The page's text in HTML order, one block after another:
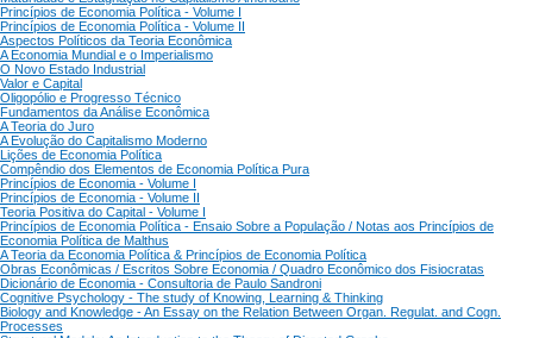
Princípios de Economia Política - Volume I
Princípios de Economia Política - Volume II
Aspectos Políticos da Teoria Econômica
A Economia Mundial e o Imperialismo
O Novo Estado Industrial
Valor e Capital
Oligopólio e Progresso Técnico
Fundamentos da Análise Econômica
A Teoria do Juro
A Evolução do Capitalismo Moderno
Lições de Economia Política
Compêndio dos Elementos de Economia Política Pura
Princípios de Economia - Volume I
Princípios de Economia - Volume II
Teoria Positiva do Capital - Volume I
Princípios de Economia Política - Ensaio Sobre a População / Notas aos Princípios de
Economia Política de Malthus
A Teoria da Economia Política & Princípios de Economia Política
Obras Econômicas / Escritos Sobre Economia / Quadro Econômico dos Fisiocratas
Dicionário de Economia - Consultoria de Paulo Sandroni
Cognitive Psychology - The study of Knowing, Learning & Thinking
Biology and Knowledge - An Essay on the Relation Between Organ. Regulat. and Cogn.
Processes